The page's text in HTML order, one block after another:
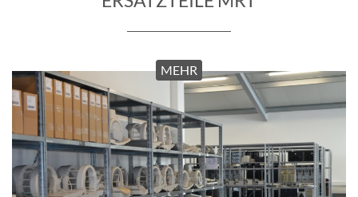
DEMONTAGE
MEHR